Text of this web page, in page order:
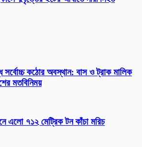
সর্বোচ্চ কঠোর অবস্থান: বাস ও ট্রাক মালিক
মতবিনিময়
এলো ৭১২ মেট্রিক টন কাঁচা মরিচ